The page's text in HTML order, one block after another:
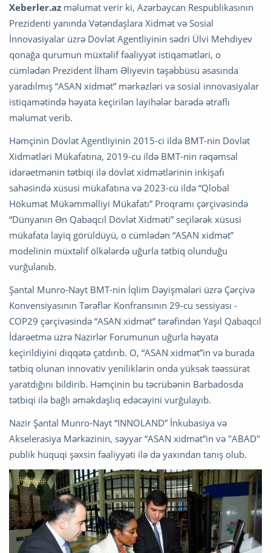
Xeberler.az məlumat verir ki, Azərbaycan Respublikasının
Prezidenti yanında Vətəndaşlara Xidmət və Sosial
İnnovasiyalar üzrə Dövlət Agentliyinin sədri Ülvi Mehdiyev
qonağa qurumun müxtəlif fəaliyyət istiqamətləri, o
cümlədən Prezident İlham Əliyevin təşəbbüsü əsasında
yaradılmış “ASAN xidmət” mərkəzləri və sosial innovasiyalar
istiqamətində həyata keçirilən layihələr barədə ətraflı
məlumat verib.
Həmçinin Dövlət Agentliyinin 2015-ci ildə BMT-nin Dövlət
Xidmətləri Mükafatına, 2019-cu ildə BMT-nin rəqəmsal
idarəetmənin tətbiqi ilə dövlət xidmətlərinin inkişafı
sahəsində xüsusi mükafatına və 2023-cü ildə “Qlobal
Hökumət Mükəmməlliyi Mükafatı” Proqramı çərçivəsində
“Dünyanın Ən Qabaqcıl Dövlət Xidməti” seçilərək xüsusi
mükafata layiq görüldüyü, o cümlədən “ASAN xidmət”
modelinin müxtəlif ölkələrdə uğurla tətbiq olunduğu
vurğulanıb.
Şantal Munro-Nayt BMT-nin İqlim Dəyişmələri üzrə Çərçivə
Konvensiyasının Tərəflər Konfransının 29-cu sessiyası -
COP29 çərçivəsində “ASAN xidmət” tərəfindən Yaşıl Qabaqcıl
İdarəetmə üzrə Nazirlər Forumunun uğurla həyata
keçirildiyini diqqətə çatdırıb. O, “ASAN xidmət”in və burada
tətbiq olunan innovativ yeniliklərin onda yüksək təəssürat
yaratdığını bildirib. Həmçinin bu təcrübənin Barbadosda
tətbiqi ilə bağlı əməkdaşlıq edəcəyini vurğulayıb.
Nazir Şantal Munro-Nayt “INNOLAND” İnkubasiya və
Akselerasiya Mərkəzinin, səyyar “ASAN xidmət”in və "ABAD"
publik hüquqi şəxsin fəaliyyəti ilə də yaxından tanış olub.